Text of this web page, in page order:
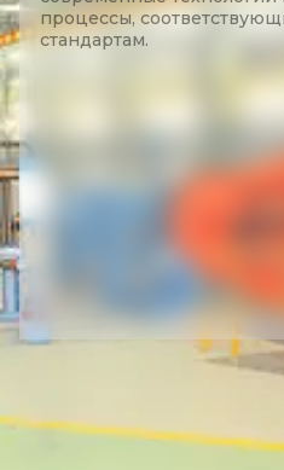
процессы,
стандартам.